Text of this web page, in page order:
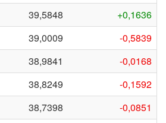
39,5848
+0,1636
39,0009
-0,5839
38,9841
-0,0168
38,8249
-0,1592
38,7398
-0,0851